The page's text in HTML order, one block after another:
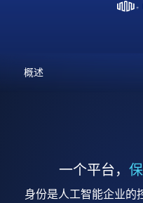
一个平台，
身份是人工智能企业的